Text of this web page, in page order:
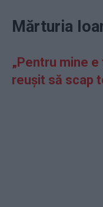
Mărturia
„Pentru mine
reușit să scap